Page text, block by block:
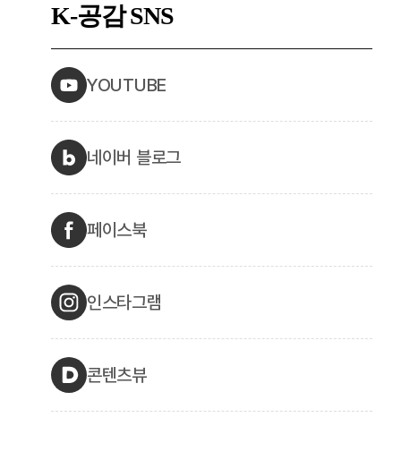
K-공감SNS
YOUTUBE
네이버 블로그
페이스북
인스타그램
콘텐츠뷰